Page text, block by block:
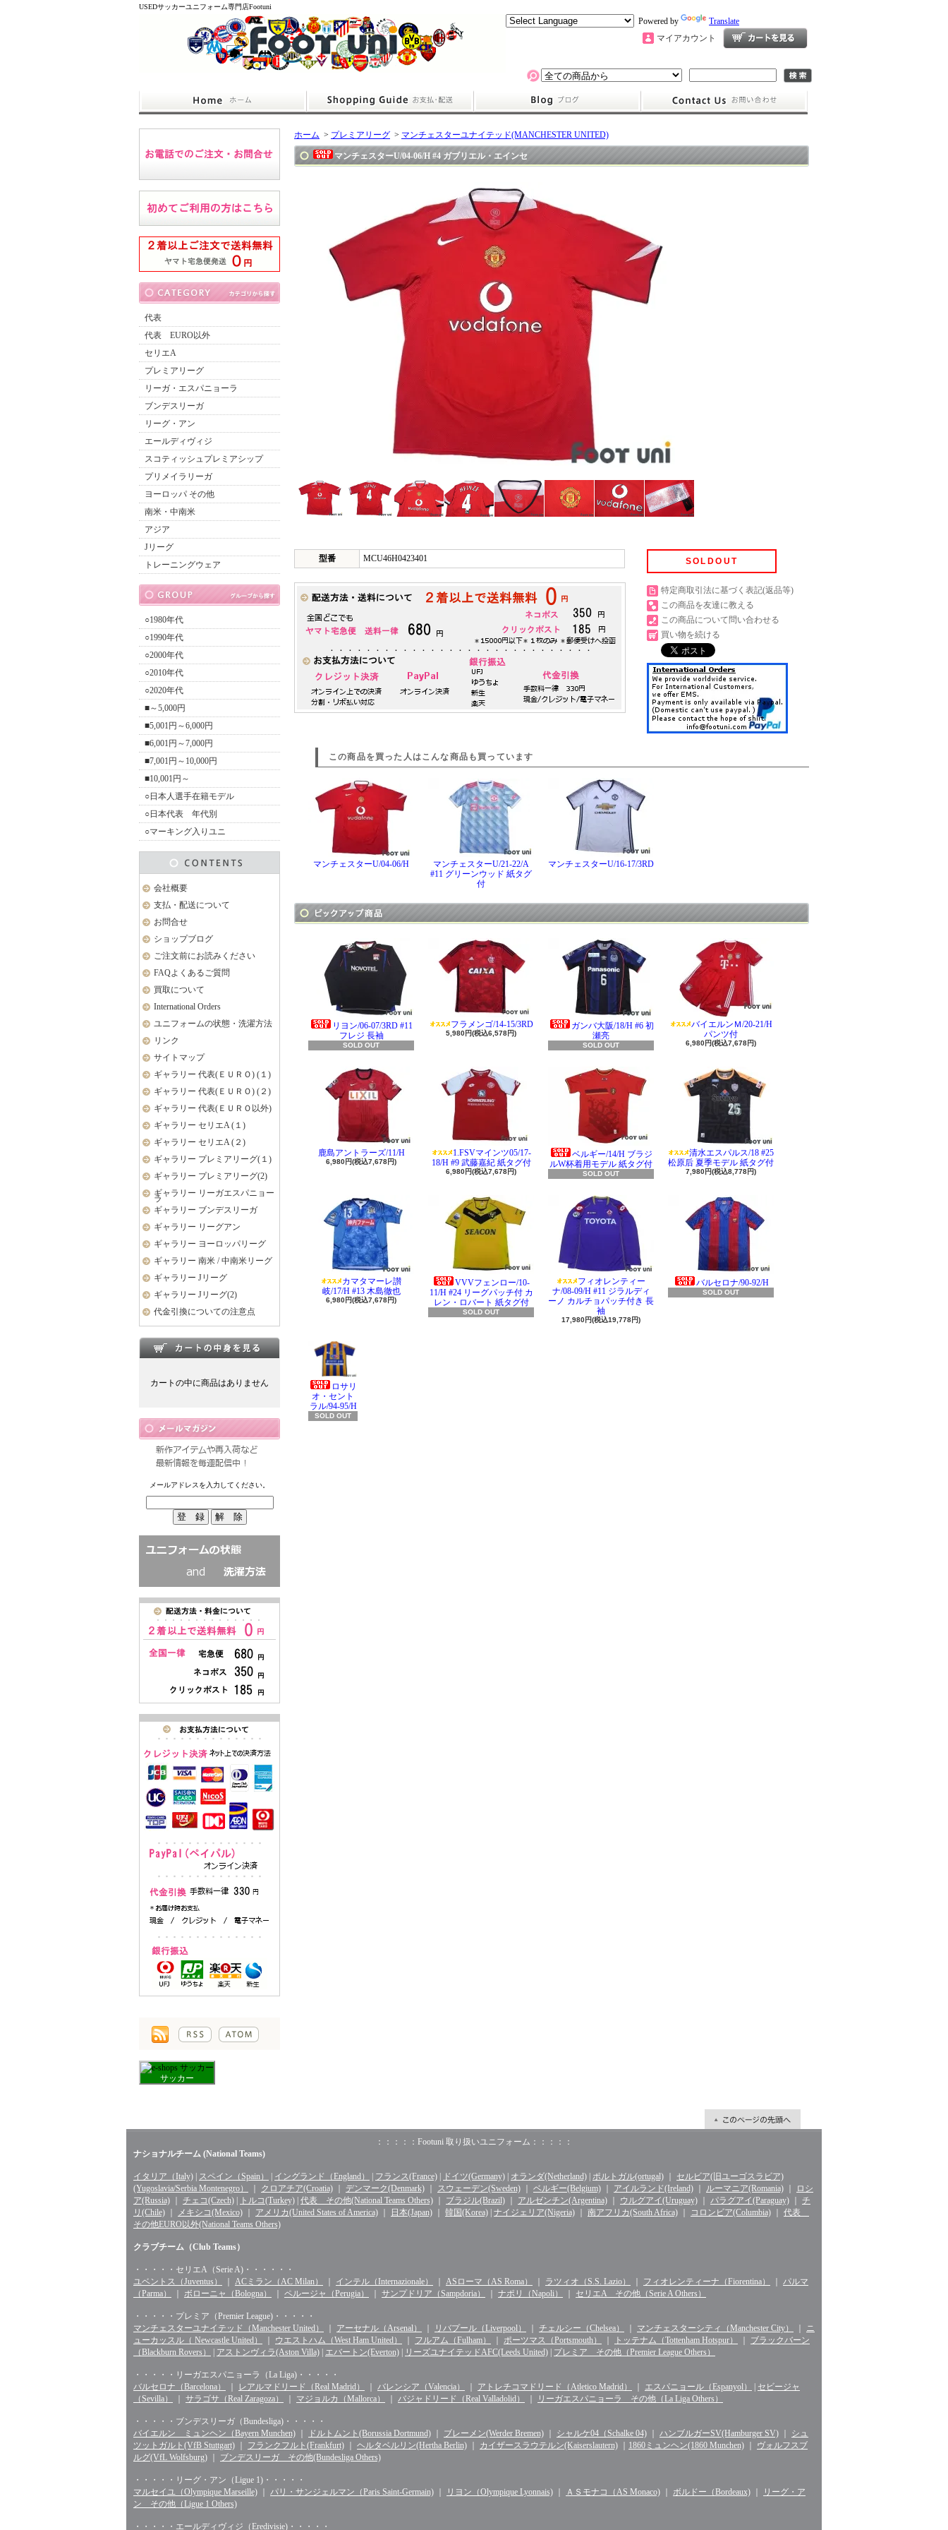
USEDサッカーユニフォーム専門店Footuni
Powered by
Translate
マイアカウント
代表
代表 EURO以外
セリエA
プレミアリーグ
リーガ・エスパニョーラ
ブンデスリーガ
リーグ・アン
エールディヴィジ
スコティッシュプレミアシップ
プリメイラリーガ
ヨーロッパ その他
南米・中南米
アジア
Jリーグ
トレーニングウェア
○1980年代
○1990年代
○2000年代
○2010年代
○2020年代
■～5,000円
■5,001円～6,000円
■6,001円～7,000円
■7,001円～10,000円
■10,001円～
○日本人選手在籍モデル
○日本代表 年代別
○マーキング入りユニ
会社概要
支払・配送について
お問合せ
ショップブログ
ご注文前にお読みください
FAQよくあるご質問
買取について
International Orders
ユニフォームの状態・洗濯方法
リンク
サイトマップ
ギャラリー 代表(ＥＵＲＯ) (１)
ギャラリー 代表(ＥＵＲＯ) (２)
ギャラリー 代表(ＥＵＲＯ以外)
ギャラリー セリエA (１)
ギャラリー セリエA (２)
ギャラリー プレミアリーグ(１)
ギャラリー プレミアリーグ(2)
ギャラリー リーガエスパニョー
ラ
ギャラリー ブンデスリーガ
ギャラリー リーグアン
ギャラリー ヨーロッパリーグ
ギャラリー 南米 / 中南米リーグ
ギャラリー Jリーグ
ギャラリー Jリーグ(2)
代金引換についての注意点
カートの中に商品はありません
メールアドレスを入力してください。
サッカー
ホーム > プレミアリーグ > マンチェスターユナイテッド(MANCHESTER UNITED)
マンチェスターU/04-06/H #4 ガブリエル・エインセ
型番 MCU46H0423401 SOLDOUT
特定商取引法に基づく表記(返品等)
この商品を友達に教える
この商品について問い合わせる
買い物を続ける
この商品を買った人はこんな商品も買っています
マンチェスターU/04-06/H
マンチェスターU/21-22/A
#11 グリーンウッド 紙タグ
付
マンチェスターU/16-17/3RD
リヨン/06-07/3RD #11
フレジ 長袖
SOLD OUT
フラメンゴ/14-15/3RD
5,980円(税込6,578円)
ガンバ大阪/18/H #6 初
瀬亮
SOLD OUT
バイエルンＭ/20-21/H
パンツ付
6,980円(税込7,678円)
鹿島アントラーズ/11/H
6,980円(税込7,678円)
1.FSVマインツ05/17-
18/H #9 武藤嘉紀 紙タグ付
6,980円(税込7,678円)
ベルギー/14/H ブラジ
ルW杯着用モデル 紙タグ付
SOLD OUT
清水エスパルス/18 #25
松原后 夏季モデル 紙タグ付
7,980円(税込8,778円)
カマタマーレ讃
岐/17/H #13 木島徹也
6,980円(税込7,678円)
VVVフェンロー/10-
11/H #24 リーグパッチ付 カ
レン・ロバート 紙タグ付
SOLD OUT
フィオレンティー
ナ/08-09/H #11 ジラルディ
ーノ カルチョパッチ付き 長
袖
17,980円(税込19,778円)
バルセロナ/90-92/H
SOLD OUT
ロサリ
オ・セント
ラル/94-95/H
SOLD OUT
：：：：：Footuni 取り扱いユニフォーム：：：：：
ナショナルチーム (National Teams)
イタリア（Italy) スペイン（Spain） イングランド（England） フランス(France) ドイツ(Germany) オランダ(Netherland) ポルトガル(ortugal)
セルビア(旧ユーゴスラビア)
(Yugoslavia/Serbia Montenegro）
クロアチア(Croatia) デンマーク(Denmark) スウェーデン(Sweden) ベルギー(Belgium) アイルランド(Ireland) ルーマニア(Romania)
ロシ
ア(Russia)
チェコ(Czech) トルコ(Turkey) 代表 その他(National Teams Others) ブラジル(Brazil) アルゼンチン(Argentina) ウルグアイ(Uruguay) パラグアイ(Paraguay)
チ
リ(Chile)
メキシコ(Mexico) アメリカ(United States of America) 日本(Japan) 韓国(Korea) ナイジェリア(Nigeria) 南アフリカ(South Africa) コロンビア(Columbia)
代表
その他EURO以外(National Teams Others)
クラブチーム（Club Teams）
・・・・・セリエA（Serie A)・・・・・・
ユベントス（Juventus）
ACミラン（AC Milan） インテル（Internazionale） ASローマ（AS Roma） ラツィオ（S.S. Lazio） フィオレンティーナ（Fiorentina）
パルマ
（Parma）
ボローニャ（Bologna） ペルージャ（Perugia） サンプドリア（Sampdoria） ナポリ（Napoli） セリエA その他（Serie A Others）
・・・・・プレミア（Premier League)・・・・・
マンチェスターユナイテッド（Manchester United）
アーセナル（Arsenal） リバプール（Liverpool） チェルシー（Chelsea） マンチェスターシティ（Manchester City）
ニ
ューカッスル（ Newcastle United）
ウエストハム（West Ham United） フルアム（Fulham） ポーツマス（Portsmouth） トッテナム（Tottenham Hotspur）
ブラックバーン
（Blackburn Rovers）
アストンヴィラ(Aston Villa) エバートン(Everton) リーズユナイテッドAFC(Leeds United) プレミア その他（Premier League Others）
・・・・・リーガエスパニョーラ（La Liga)・・・・・
バルセロナ（Barcelona）
レアルマドリード（Real Madrid） バレンシア（Valencia） アトレチコマドリード（Atletico Madrid） エスパニョール（Espanyol）
セビージャ
（Sevilla）
サラゴサ（Real Zaragoza） マジョルカ（Mallorca） バジャドリード（Real Valladolid） リーガエスパニョーラ その他（La Liga Others）
・・・・・ブンデスリーガ（Bundesliga)・・・・・
バイエルン ミュンヘン（Bayern Munchen)
ドルトムント(Borussia Dortmund) ブレーメン(Werder Bremen) シャルケ04（Schalke 04) ハンブルガーSV(Hamburger SV)
シュ
ツットガルト(VfB Stuttgart)
フランクフルト(Frankfurt) ヘルタベルリン(Hertha Berlin) カイザースラウテルン(Kaiserslautern) 1860ミュンヘン(1860 Munchen)
ヴォルフスブ
ルグ(VfL Wolfsburg)
ブンデスリーガ その他(Bundesliga Others)
・・・・・リーグ・アン（Ligue 1)・・・・・
マルセイユ（Olympique Marseille)
パリ・サンジェルマン（Paris Saint-Germain) リヨン（Olympique Lyonnais) ＡＳモナコ（AS Monaco) ボルドー（Bordeaux)
リーグ・ア
ン その他（Ligue 1 Others)
・・・・・エールディヴィジ（Eredivisie)・・・・・